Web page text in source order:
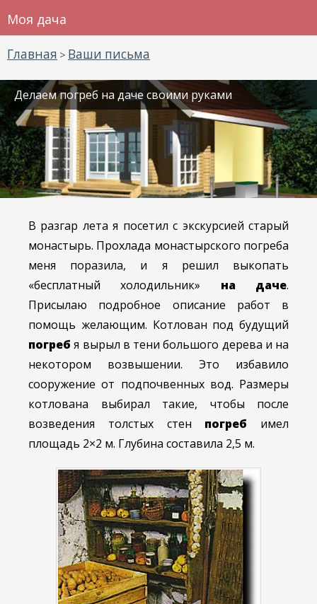
Моя дача
Главная > Ваши письма
Делаем погреб на даче своими руками
В разгар лета я посетил с экскурсией старый
монастырь. Прохлада монастырского погреба
меня поразила, и я решил выкопать
«бесплатный холодильник» на даче.
Присылаю подробное описание работ в
помощь желающим. Котлован под будущий
погреб я вырыл в тени большого дерева и на
некотором возвышении. Это избавило
сооружение от подпочвенных вод. Размеры
котлована выбирал такие, чтобы после
возведения толстых стен погреб имел
площадь 2×2 м. Глубина составила 2,5 м.